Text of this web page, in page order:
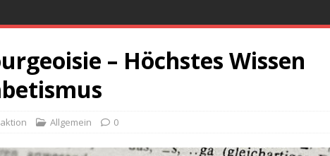
– Höchstes Wissen
Allgemein 0